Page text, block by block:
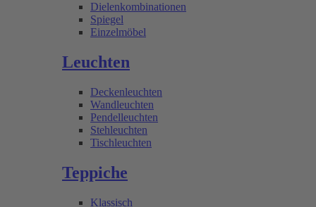
Dielenkombinationen
Spiegel
Einzelmöbel
Leuchten
Deckenleuchten
Wandleuchten
Pendelleuchten
Stehleuchten
Tischleuchten
Teppiche
Klassisch